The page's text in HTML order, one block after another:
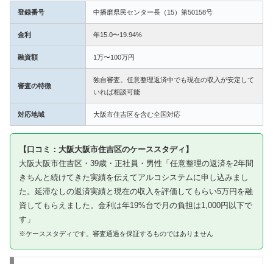
登録番号 中播磨県民センター長（15）第50158号
金利 年15.0〜19.94%
融資額 1万〜100万円
審査の特徴
独自審査。任意整理返済中でも現在の収入が安定して
いれば相談可能
対応地域 大阪市住吉区を含む全国対応
【口コミ：大阪大阪市住吉区のケーススタディ】
大阪大阪市住吉区・39歳・正社員・男性「任意整理の返済を2年間
きちんと続けてきた実績を伝えてアルコシステムに申し込みまし
た。延滞なしの返済実績と現在の収入を評価してもらい5万円を融
資してもらえました。金利は年19%台で月の負担は1,000円以下で
す」
※ケーススタディです。審査通過を保証するものではありません